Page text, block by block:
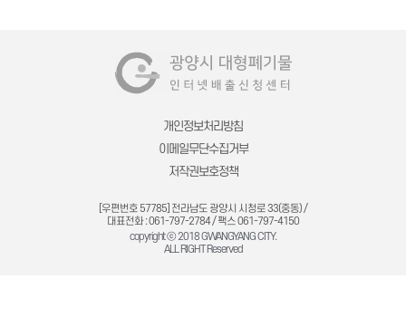
개인정보처리방침
이메일무단수집거부
저작권보호정책
[우편번호 57785] 전라남도 광양시 시청로 33(중동) /
대표전화 : 061-797-2784 / 팩스 061-797-4150
copyright ⓒ 2018 GWANGYANG CITY.
ALL RIGHT Reserved